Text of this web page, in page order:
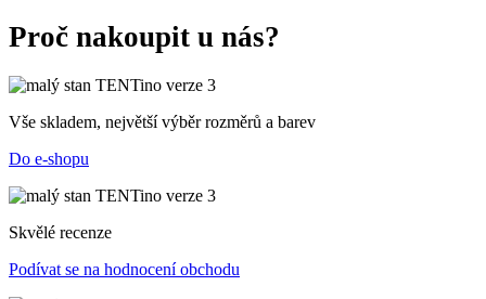
Proč nakoupit u nás?
Vše skladem, největší výběr rozměrů a barev
Do e-shopu
Skvělé recenze
Podívat se na hodnocení obchodu